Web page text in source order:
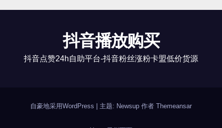
抖音播放购买
抖音点赞24h自助平台-抖音粉丝涨粉卡盟低价货源
自豪地采用WordPress 主题: Newsup 作者 Themeansar